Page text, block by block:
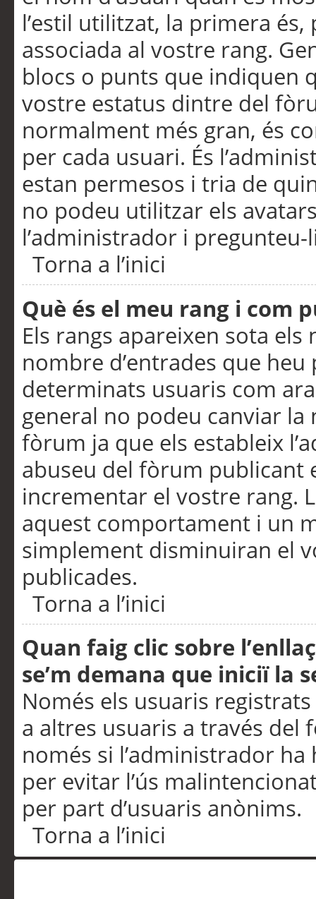
l’estil utilitzat, la primera
associada al vostre rang.
blocs o punts que indiquen
vostre estatus dintre del
normalment més gran, és
per cada usuari. És
estan permesos i tria de
no podeu utilitzar els
l’administrador i pregunteu-
Torna a l’inici
Què és el meu rang i com
Els rangs apareixen sota
nombre d’entrades que
determinats usuaris com
general no podeu canviar
fòrum ja que els estableix
abuseu del fòrum publicant
incrementar el vostre rang.
aquest comportament i un
simplement disminuiran el
publicades.
Torna a l’inici
Quan faig clic sobre
se’m demana que iniciï la
Només els usuaris
a altres usuaris a través
només si l’administrador
per evitar l’ús
per part d’usuaris anònims.
Torna a l’inici